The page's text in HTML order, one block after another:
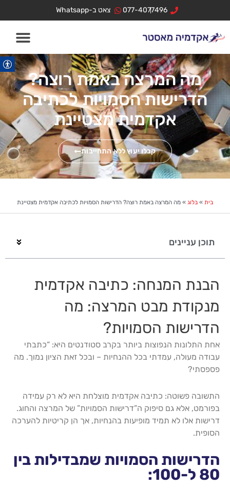
077-4077496 צאט ב-Whatsapp
מה המרצה באמת רוצה?
הדרישות הסמויות לכתיבה
אקדמית מצטיינת
קבלו יעוץ ללא התחייבות
בית » בלוג » מה המרצה באמת רוצה? הדרישות הסמויות לכתיבה אקדמית מצטיינת
תוכן עניינים
הבנת המנחה: כתיבה אקדמית
מנקודת מבט המרצה: מה
הדרישות הסמויות?
אחת התלונות הנפוצות ביותר בקרב סטודנטים היא: “כתבתי
עבודה מעולה, עמדתי בכל ההנחיות – ובכל זאת הציון נמוך. מה
פספסתי?
התשובה פשוטה: כתיבה אקדמית מוצלחת היא לא רק עמידה
בפורמט, אלא גם סיפוק ה”דרישות הסמויות” של המרצה והחוג.
דרישות אלו לא תמיד מופיעות בהנחיות, אך הן קריטיות להערכה
הסופית.
הדרישות הסמויות שמבדילות בין
80 ל-100: